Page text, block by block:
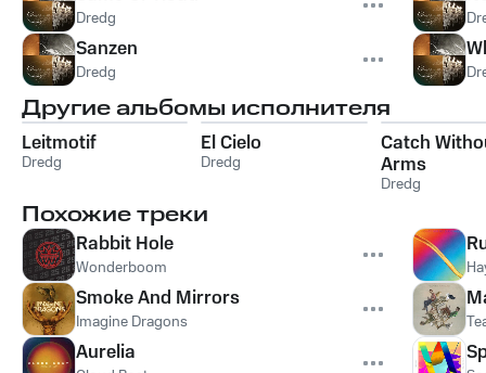
Dredg
Sanzen
Dredg
Другие альбомы исполнителя
Leitmotif
Dredg
El Cielo
Dredg
Catch
Arms
Dredg
Похожие треки
Rabbit Hole
Wonderboom
Smoke And Mirrors
Imagine Dragons
Aurelia